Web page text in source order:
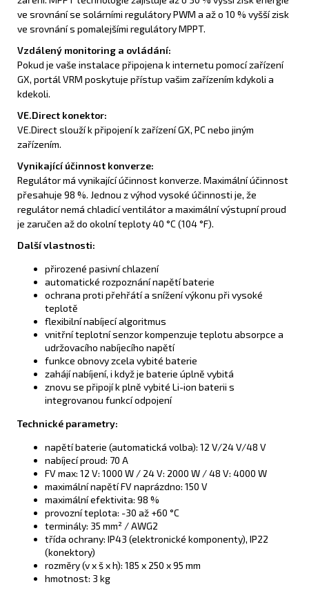
ve srovnání se solárními regulátory PWM a až o 10 % vyšší zisk
ve srovnání s pomalejšími regulátory MPPT.
Vzdálený monitoring a ovládání:
Pokud je vaše instalace připojena k internetu pomocí zařízení
GX, portál VRM poskytuje přístup vašim zařízením kdykoli a
kdekoli.
VE.Direct konektor:
VE.Direct slouží k připojení k zařízení GX, PC nebo jiným
zařízením.
Vynikající účinnost konverze:
Regulátor má vynikající účinnost konverze. Maximální účinnost
přesahuje 98 %. Jednou z výhod vysoké účinnosti je, že
regulátor nemá chladicí ventilátor a maximální výstupní proud
je zaručen až do okolní teploty 40 °C (104 °F).
Další vlastnosti:
přirozené pasivní chlazení
automatické rozpoznání napětí baterie
ochrana proti přehřátí a snížení výkonu při vysoké
teplotě
flexibilní nabíjecí algoritmus
vnitřní teplotní senzor kompenzuje teplotu absorpce a
udržovacího nabíjecího napětí
funkce obnovy zcela vybité baterie
zahájí nabíjení, i když je baterie úplně vybitá
znovu se připojí k plně vybité Li-ion baterii s
integrovanou funkcí odpojení
Technické parametry:
napětí baterie (automatická volba): 12 V/24 V/48 V
nabíjecí proud: 70 A
FV max: 12 V: 1000 W / 24 V: 2000 W / 48 V: 4000 W
maximální napětí FV naprázdno: 150 V
maximální efektivita: 98 %
provozní teplota: -30 až +60 °C
terminály: 35 mm² / AWG2
třída ochrany: IP43 (elektronické komponenty), IP22
(konektory)
rozměry (v x š x h): 185 x 250 x 95 mm
hmotnost: 3 kg